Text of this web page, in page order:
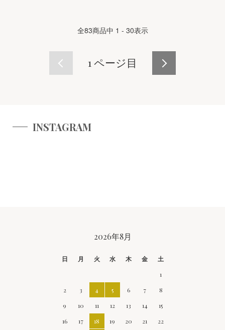
全83商品中 1 - 30表示
1 ページ目
INSTAGRAM
2026年8月
日 月 火 水 木 金
土
1
2
3 4 5 6 7
8
9
10 11 12 13 14
15
16
17 18 19 20 21
22